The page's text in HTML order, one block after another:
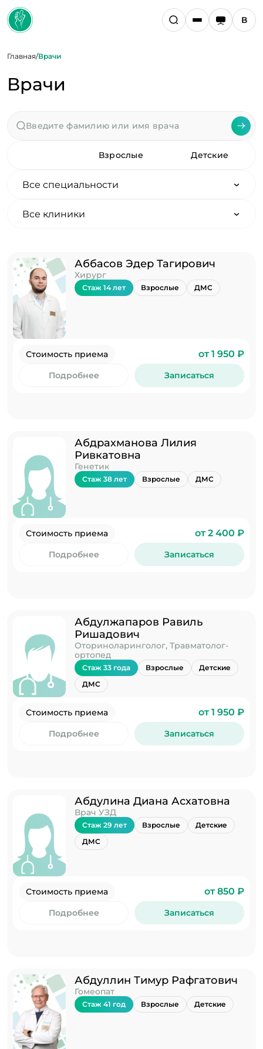
Главная/Врачи
Врачи
Взрослые Детские
Все специальности
Все клиники
Аббасов Эдер Тагирович
Хирург
Стаж 14 лет Взрослые ДМС
Стоимость приема от 1 950 ₽
Подробнее Записаться
Абдрахманова Лилия
Ривкатовна
Генетик
Стаж 38 лет Взрослые ДМС
Стоимость приема от 2 400 ₽
Подробнее Записаться
Абдулжапаров Равиль
Ришадович
Оториноларинголог, Травматолог-
ортопед
Стаж 33 года Взрослые
Детские
ДМС
Стоимость приема от 1 950 ₽
Подробнее Записаться
Абдулина Диана Асхатовна
Врач УЗД
Стаж 29 лет Взрослые
Детские
ДМС
Стоимость приема от 850 ₽
Подробнее Записаться
Абдуллин Тимур Рафгатович
Гомеопат
Стаж 41 год Взрослые Детские